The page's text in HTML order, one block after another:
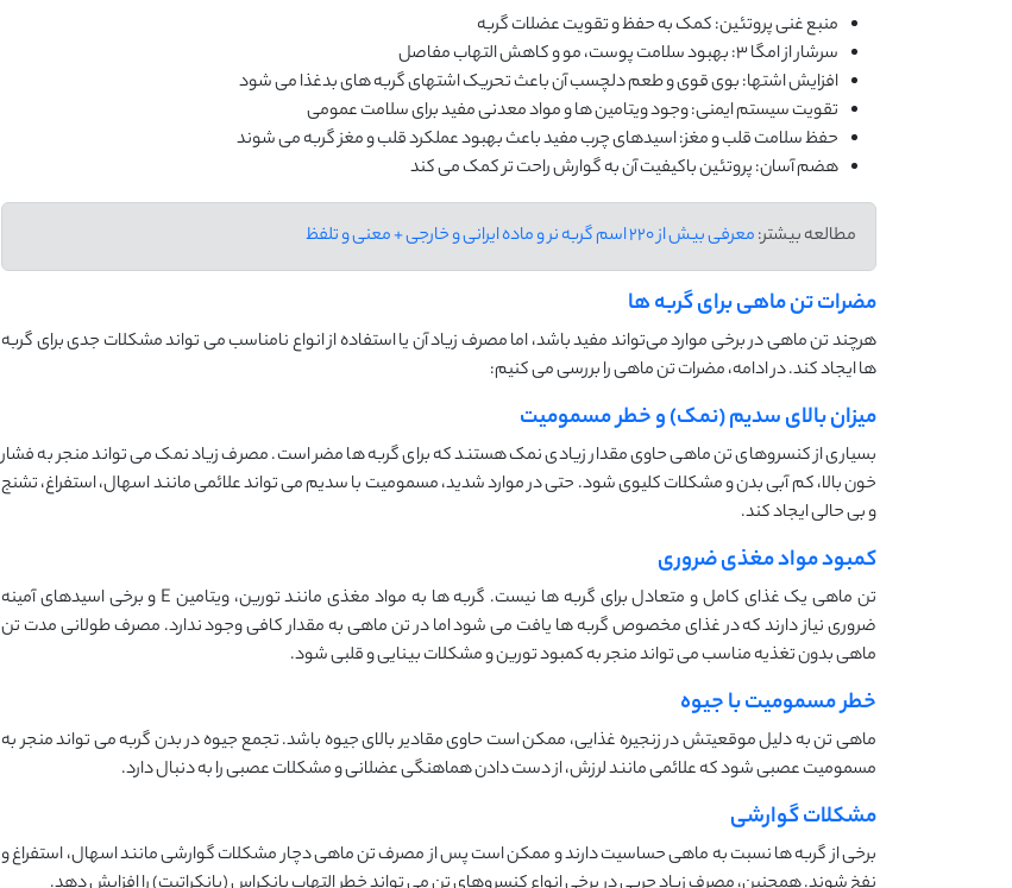
منبع غنی پروتئین: کمک به حفظ و تقویت عضلات گربه
سرشار از امگا ۳: بهبود سلامت پوست، مو و کاهش التهاب مفاصل
افزایش اشتها: بوی قوی و طعم دلچسب آن باعث تحریک اشتهای گربه ‌های بدغذا می ‌شود
تقویت سیستم ایمنی: وجود ویتامین ‌ها و مواد معدنی مفید برای سلامت عمومی
حفظ سلامت قلب و مغز: اسیدهای چرب مفید باعث بهبود عملکرد قلب و مغز گربه می ‌شوند
هضم آسان: پروتئین باکیفیت آن به گوارش راحت ‌تر کمک می ‌کند
مطالعه بیشتر:معرفی بیش از 220 اسم گربه نر و ماده ایرانی و خارجی + معنی و تلفظ
مضرات تن ماهی برای گربه ها
هرچند تن ماهی در برخی موارد می‌تواند مفید باشد، اما مصرف زیاد آن یا استفاده از انواع نامناسب می ‌تواند مشکلات جدی برای گربه‌
ها ایجاد کند. در ادامه، مضرات تن ماهی را بررسی می ‌کنیم:
میزان بالای سدیم (نمک) و خطر مسمومیت
بسیاری از کنسروهای تن ماهی حاوی مقدار زیادی نمک هستند که برای گربه ‌ها مضر است. مصرف زیاد نمک می ‌تواند منجر به فشار
خون بالا، کم ‌آبی بدن و مشکلات کلیوی شود. حتی در موارد شدید، مسمومیت با سدیم می ‌تواند علائمی مانند اسهال، استفراغ، تشنج
و بی ‌حالی ایجاد کند.
کمبود مواد مغذی ضروری
تن ماهی یک غذای کامل و متعادل برای گربه ‌ها نیست. گربه‌ ها به مواد مغذی مانند تورین، ویتامین E و برخی اسیدهای آمینه
ضروری نیاز دارند که در غذای مخصوص گربه ‌ها یافت می‌ شود اما در تن ماهی به مقدار کافی وجود ندارد. مصرف طولانی‌ مدت تن
ماهی بدون تغذیه مناسب می ‌تواند منجر به کمبود تورین و مشکلات بینایی و قلبی شود.
خطر مسمومیت با جیوه
ماهی تن به دلیل موقعیتش در زنجیره غذایی، ممکن است حاوی مقادیر بالای جیوه باشد. تجمع جیوه در بدن گربه می‌ تواند منجر به
مسمومیت عصبی شود که علائمی مانند لرزش، از دست دادن هماهنگی عضلانی و مشکلات عصبی را به دنبال دارد.
مشکلات گوارشی
برخی از گربه‌ ها نسبت به ماهی حساسیت دارند و ممکن است پس از مصرف تن ماهی دچار مشکلات گوارشی مانند اسهال، استفراغ و